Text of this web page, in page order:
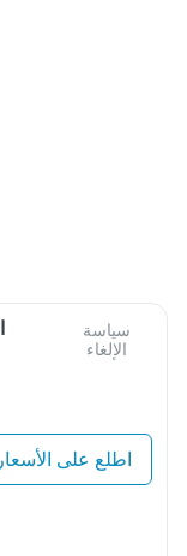
سياسة
الإلغاء
اطلع على الأسعار